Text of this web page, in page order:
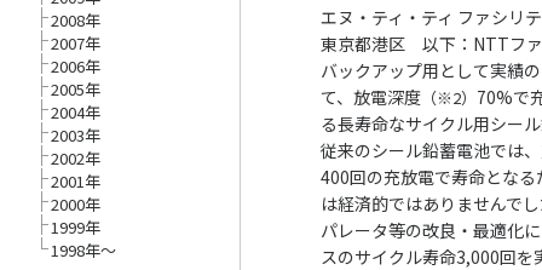
2008年
2007年
2006年
2005年
2004年
2003年
2002年
2001年
2000年
1999年
1998年～
エヌ・ティ・ティ ファシ
東京都港区 以下：NTTフ
バックアップ用として実績
て、放電深度 （※2） 70%で
る長寿命なサイクル用シー
従来のシール鉛蓄電池では
400回の充放電で寿命とな
は経済的ではありませんで
パレータ等の改良・最適化
スのサイクル寿命3,000回を